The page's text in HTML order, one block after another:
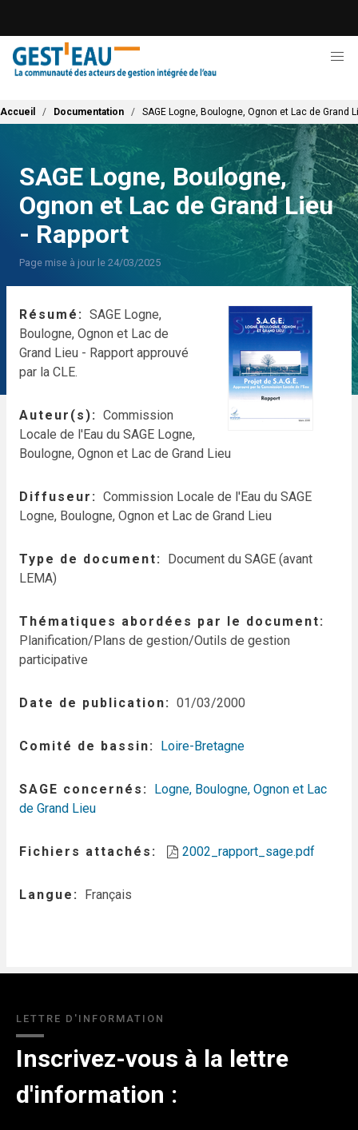
contenu
principal
Fil d'Ariane
Accueil Documentation SAGE Logne, Boulogne, Ognon et Lac de Grand
SAGE Logne, Boulogne,
Ognon et Lac de Grand Lieu
- Rapport
Page mise à jour le 24/03/2025
Résumé
SAGE Logne,
Boulogne, Ognon et Lac de
Grand Lieu - Rapport approuvé
par la CLE.
Auteur(s)
Commission
Locale de l'Eau du SAGE Logne,
Boulogne, Ognon et Lac de Grand Lieu
Diffuseur
Commission Locale de l'Eau du SAGE
Logne, Boulogne, Ognon et Lac de Grand Lieu
Type de document
Document du SAGE (avant
LEMA)
Thématiques abordées par le document
Planification/Plans de gestion/Outils de gestion
participative
Date de publication 01/03/2000
Comité de bassin Loire-Bretagne
SAGE concernés
Logne, Boulogne, Ognon et Lac
de Grand Lieu
Fichiers attachés 2002_rapport_sage.pdf
Langue Français
LETTRE D'INFORMATION
Inscrivez-vous à la lettre
d'information :